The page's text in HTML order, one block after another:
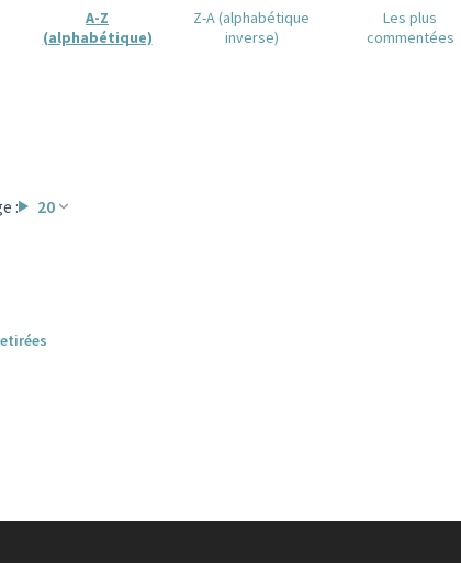
A-Z
(alphabétique)
Z-A (alphabétique
inverse)
Les plus
commentées
: 20